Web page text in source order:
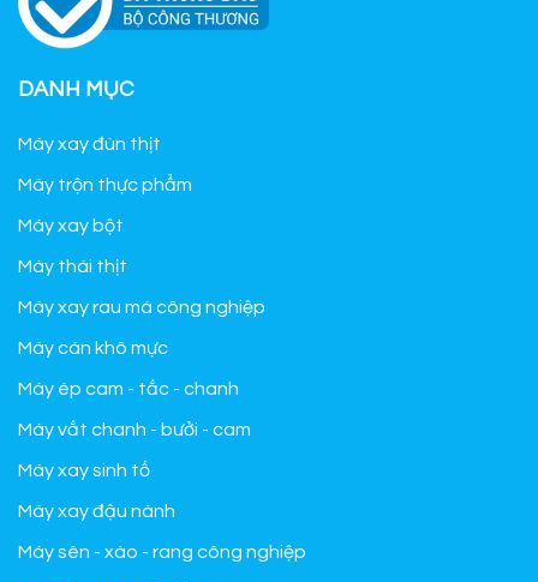
DANH MỤC
Máy xay đùn thịt
Máy trộn thực phẩm
Máy xay bột
Máy thái thịt
Máy xay rau má công nghiệp
Máy cán khô mực
Máy ép cam - tắc - chanh
Máy vắt chanh - bưởi - cam
Máy xay sinh tố
Máy xay đậu nành
Máy sên - xào - rang công nghiệp